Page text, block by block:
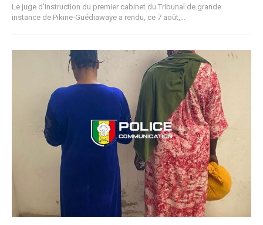
Le juge d’instruction du premier cabinet du Tribunal de grande
instance de Pikine-Guédiawaye a rendu, ce 7 août,...